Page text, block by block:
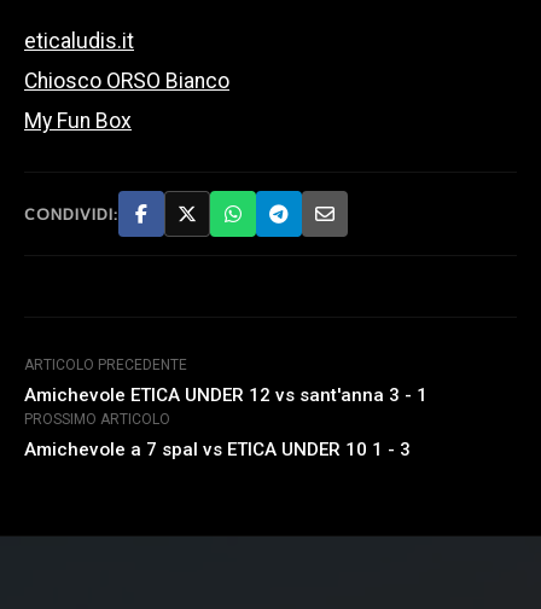
eticaludis.it
Chiosco ORSO Bianco
My Fun Box
CONDIVIDI:
ARTICOLO PRECEDENTE
Amichevole ETICA UNDER 12 vs sant'anna 3 - 1
PROSSIMO ARTICOLO
Amichevole a 7 spal vs ETICA UNDER 10 1 - 3